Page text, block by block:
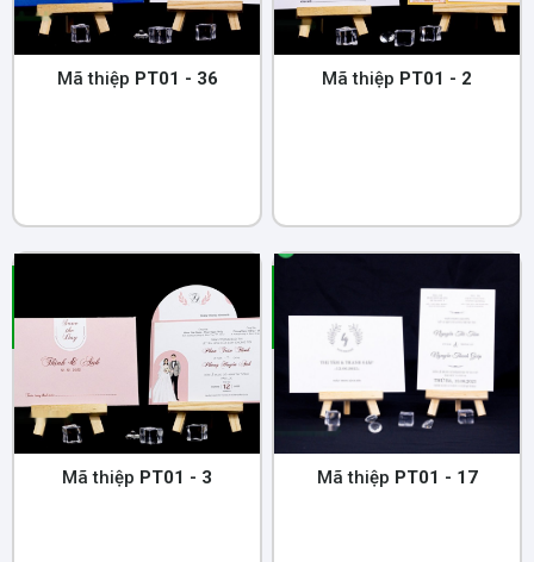
Mã thiệp PT01 - 36 Mã thiệp PT01 - 2
Mã thiệp PT01 - 3 Mã thiệp PT01 - 17